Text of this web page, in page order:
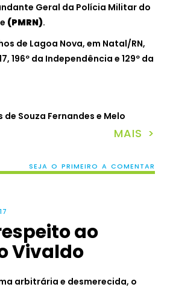
Geral da Polícia Militar do
(PMRN).
de Lagoa Nova, em Natal/RN,
196º da Independência e 129º da
Souza Fernandes e Melo
MAIS >
SEJA O PRIMEIRO A COMENTAR
ao
Vivaldo
arbitrária e desmerecida, o